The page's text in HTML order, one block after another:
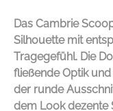
Das Cambrie
Silhouette mit
Tragegefühl. Die
fließende Optik
der runde
dem Look dezente